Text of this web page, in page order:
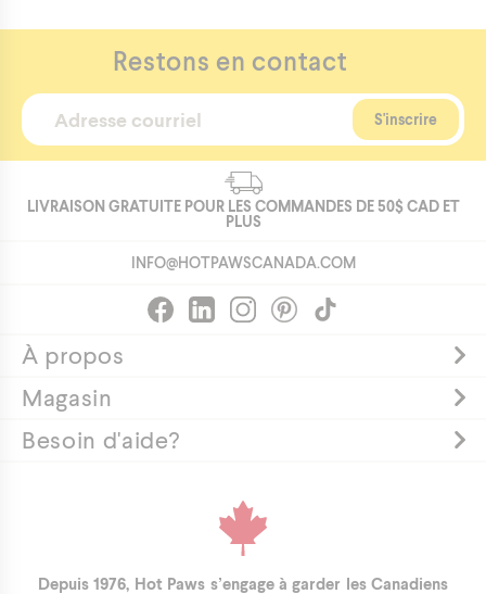
ours
pour
bébés
BALLERINA-
products/ich1547-
ballerina_f3ce3494-
44f6-
4a854b0ccc9c.png
Gardez
mignon,
Restons en contact
INFO@HOTPAWSCANADA.COM
LIVRAISON GRATUITE POUR LES COMMANDES DE50$CAD ET
PLUS
À propos
Magasin
Besoin d'aide?
Depuis 1976, Hot Paws s’engage à garder les Canadiens